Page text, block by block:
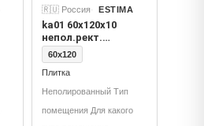
🇷🇺 Россия ESTIMA
ka01 60x120х10
непол.рект.
(керамический
гранит)
60x120
Плитка
Неполированный Тип
помещения Для какого